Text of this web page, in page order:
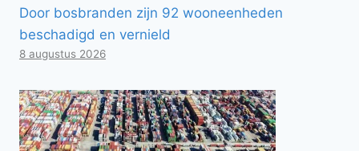
Door bosbranden zijn 92 wooneenheden
beschadigd en vernield
8 augustus 2026